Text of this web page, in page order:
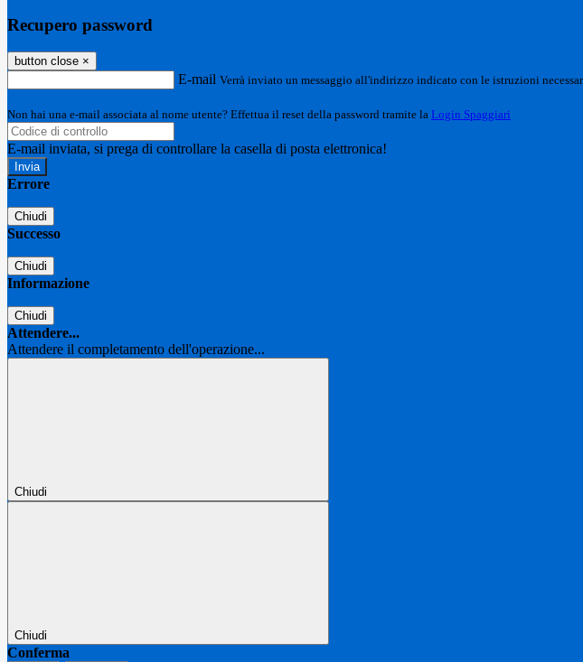
Recupero password
button close ×
E-mail Verrà inviato un messaggio all'indirizzo indicato con le istruzioni
Non hai una e-mail associata al nome utente? Effettua il reset della password tramite la Login Spaggiari
E-mail inviata, si prega di controllare la casella di posta elettronica!
Errore
Chiudi
Successo
Chiudi
Informazione
Chiudi
Attendere...
Attendere il completamento dell'operazione...
Chiudi
Chiudi
Conferma